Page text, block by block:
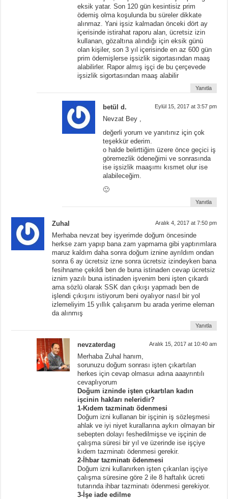
eksik yatar. Son 120 gün kesintisiz prim
ödemiş olma koşulunda bu süreler dikkate
alınmaz. Yani işsiz kalmadan önceki dört ay
içerisinde istirahat raporu alan, ücretsiz izin
kullanan, gözaltına alındığı için eksik günü
olan kişiler, son 3 yıl içerisinde en az 600 gün
prim ödemişlerse işsizlik sigortasından maaş
alabilirler. Rapor almış işçi de bu çerçevede
işsizlik sigortasından maaş alabilir
Yanıtla
betül d. Eylül 15, 2017 at 3:57 pm
Nevzat Bey ,
değerli yorum ve yanıtınız için çok
teşekkür ederim.
o halde belirttiğim üzere önce geçici iş
göremezlik ödeneğimi ve sonrasında
ise işsizlik maaşımı kısmet olur ise
alabileceğim.
🙂
Yanıtla
Zuhal Aralık 4, 2017 at 7:50 pm
Merhaba nevzat bey işyerimde doğum öncesinde
herkse zam yapıp bana zam yapmama gibi yaptırımlara
maruz kaldım daha sonra doğum iznine ayrıldım ondan
sonra 6 ay ücretsiz izne sonra ücretsiz izindeyken bana
fesihname çekildi ben de buna istinaden cevap ücretsiz
iznim yazılı buna istinaden işvenim beni işten çıkardı
ama sözlü olarak SSK dan çıkışı yapmadı ben de
işlendi çıkışını istiyorum beni oyalıyor nasıl bir yol
izlemeliyim 15 yıllık çalışanım bu arada yerime eleman
da alınmış
Yanıtla
nevzaterdag Aralık 15, 2017 at 10:40 am
Merhaba Zuhal hanım,
sorunuzu doğum sonrası işten çıkartılan
herkes için cevap olmasuı adına aaayrıntılı
cevaplıyorum
Doğum izninde işten çıkartılan kadın
işcinin hakları neleridir?
1-Kıdem tazminatı ödenmesi
Doğum izni kullanan bir işçinin iş sözleşmesi
ahlak ve iyi niyet kurallarına aykırı olmayan bir
sebepten dolayı feshedilmişse ve işçinin de
çalışma süresi bir yıl ve üzerinde ise işçiye
kıdem tazminatı ödenmesi gerekir.
2-İhbar tazminatı ödenmesi
Doğum izni kullanırken işten çıkarılan işçiye
çalışma süresine göre 2 ile 8 haftalık ücreti
tutarında ihbar tazminatı ödenmesi gerekiyor.
3-İşe iade edilme